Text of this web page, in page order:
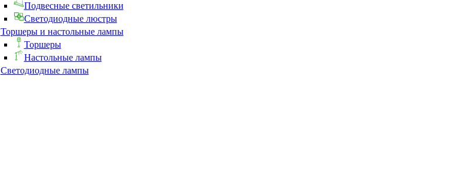
Подвесные светильники
Светодиодные люстры
Торшеры и настольные лампы
Торшеры
Настольные лампы
Светодиодные лампы